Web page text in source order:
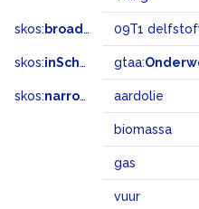
skos: broadMatch 09T1
skos:inScheme gtaa:
skos:narrower aardolie
biomassa
gas
vuur